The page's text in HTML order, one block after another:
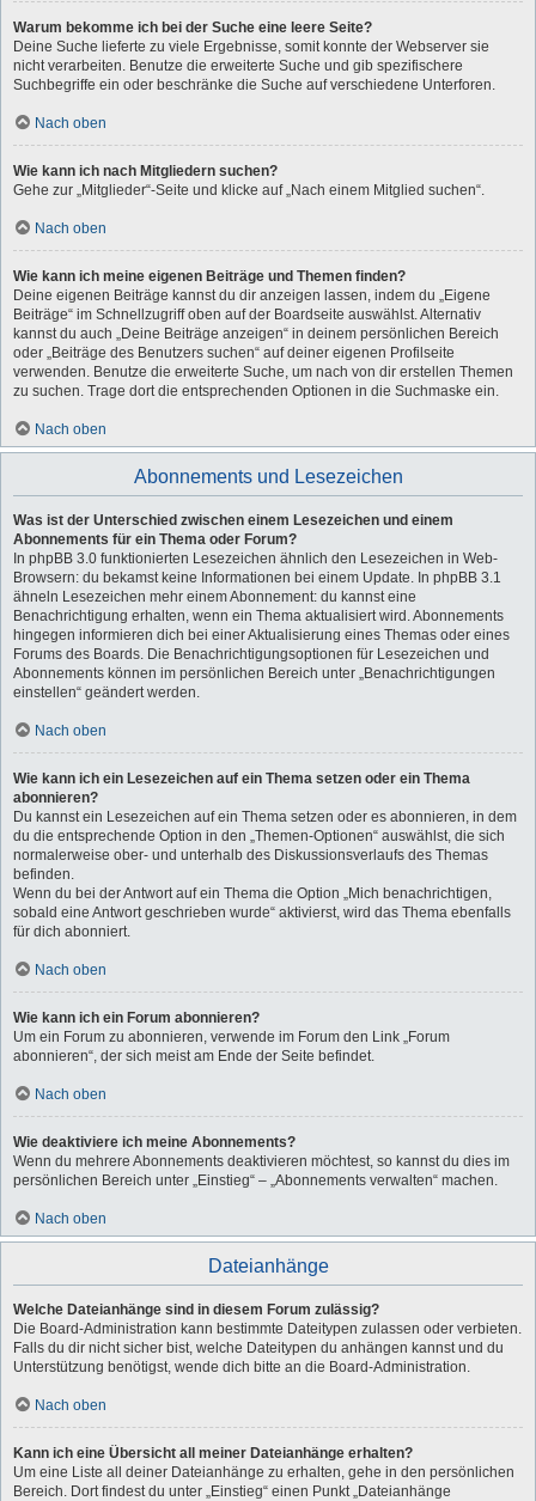
Warum bekomme ich bei der Suche eine leere Seite?
Deine Suche lieferte zu viele Ergebnisse, somit konnte der Webserver sie
nicht verarbeiten. Benutze die erweiterte Suche und gib spezifischere
Suchbegriffe ein oder beschränke die Suche auf verschiedene Unterforen.
Nach oben
Wie kann ich nach Mitgliedern suchen?
Gehe zur „Mitglieder“-Seite und klicke auf „Nach einem Mitglied suchen“.
Nach oben
Wie kann ich meine eigenen Beiträge und Themen finden?
Deine eigenen Beiträge kannst du dir anzeigen lassen, indem du „Eigene
Beiträge“ im Schnellzugriff oben auf der Boardseite auswählst. Alternativ
kannst du auch „Deine Beiträge anzeigen“ in deinem persönlichen Bereich
oder „Beiträge des Benutzers suchen“ auf deiner eigenen Profilseite
verwenden. Benutze die erweiterte Suche, um nach von dir erstellen Themen
zu suchen. Trage dort die entsprechenden Optionen in die Suchmaske ein.
Nach oben
Abonnements und Lesezeichen
Was ist der Unterschied zwischen einem Lesezeichen und einem
Abonnements für ein Thema oder Forum?
In phpBB 3.0 funktionierten Lesezeichen ähnlich den Lesezeichen in Web-
Browsern: du bekamst keine Informationen bei einem Update. In phpBB 3.1
ähneln Lesezeichen mehr einem Abonnement: du kannst eine
Benachrichtigung erhalten, wenn ein Thema aktualisiert wird. Abonnements
hingegen informieren dich bei einer Aktualisierung eines Themas oder eines
Forums des Boards. Die Benachrichtigungsoptionen für Lesezeichen und
Abonnements können im persönlichen Bereich unter „Benachrichtigungen
einstellen“ geändert werden.
Nach oben
Wie kann ich ein Lesezeichen auf ein Thema setzen oder ein Thema
abonnieren?
Du kannst ein Lesezeichen auf ein Thema setzen oder es abonnieren, in dem
du die entsprechende Option in den „Themen-Optionen“ auswählst, die sich
normalerweise ober- und unterhalb des Diskussionsverlaufs des Themas
befinden.
Wenn du bei der Antwort auf ein Thema die Option „Mich benachrichtigen,
sobald eine Antwort geschrieben wurde“ aktivierst, wird das Thema ebenfalls
für dich abonniert.
Nach oben
Wie kann ich ein Forum abonnieren?
Um ein Forum zu abonnieren, verwende im Forum den Link „Forum
abonnieren“, der sich meist am Ende der Seite befindet.
Nach oben
Wie deaktiviere ich meine Abonnements?
Wenn du mehrere Abonnements deaktivieren möchtest, so kannst du dies im
persönlichen Bereich unter „Einstieg“ – „Abonnements verwalten“ machen.
Nach oben
Dateianhänge
Welche Dateianhänge sind in diesem Forum zulässig?
Die Board-Administration kann bestimmte Dateitypen zulassen oder verbieten.
Falls du dir nicht sicher bist, welche Dateitypen du anhängen kannst und du
Unterstützung benötigst, wende dich bitte an die Board-Administration.
Nach oben
Kann ich eine Übersicht all meiner Dateianhänge erhalten?
Um eine Liste all deiner Dateianhänge zu erhalten, gehe in den persönlichen
Bereich. Dort findest du unter „Einstieg“ einen Punkt „Dateianhänge